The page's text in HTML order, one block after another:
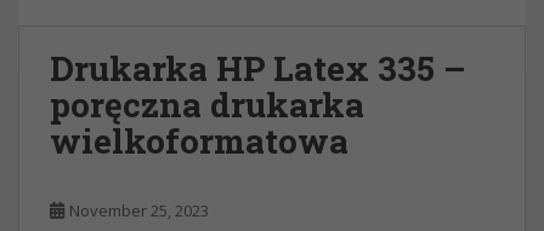
Drukarka HP Latex 335 –
poręczna drukarka
wielkoformatowa
November 25, 2023